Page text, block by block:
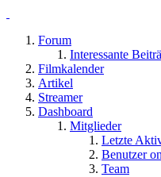
Forum
Interessante
Filmkalender
Artikel
Streamer
Dashboard
Mitglieder
Letzte
Benutzer
Team